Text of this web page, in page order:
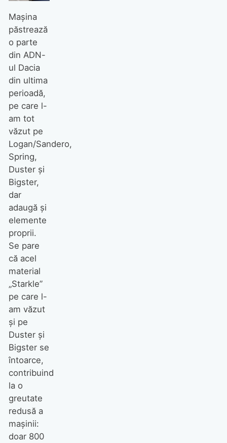
Mașina
păstrează
o parte
din ADN-
ul Dacia
din ultima
perioadă,
pe care l-
am tot
văzut pe
Logan/Sandero,
Spring,
Duster și
Bigster,
dar
adaugă și
elemente
proprii.
Se pare
că acel
material
„Starkle”
pe care l-
am văzut
și pe
Duster și
Bigster se
întoarce,
contribuind
la o
greutate
redusă a
mașinii:
doar 800